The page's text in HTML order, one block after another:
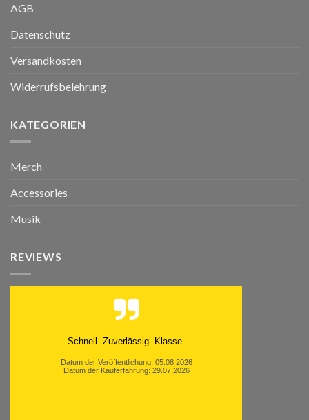
AGB
Datenschutz
Versandkosten
Widerrufsbelehrung
KATEGORIEN
Merch
Accessories
Musik
REVIEWS
Schnell. Zuverlässig. Klasse.
Datum der Veröffentlichung: 05.08.2026
Datum der Kauferfahrung: 29.07.2026